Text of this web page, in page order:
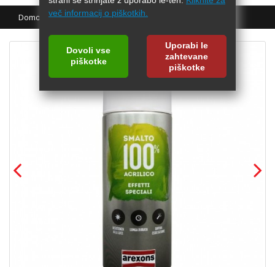
več informacij o piškotkih.
Dovoli vse
piškotke
Uporabi le
zahtevane
piškotke
Domov AREXONS Akrilna barva metalik učinek